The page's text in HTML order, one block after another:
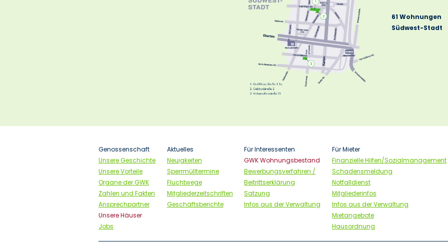
61 Wohnungen
Südwest-Stadt
Navigation
Genossenschaft
Unsere Geschichte
Unsere Vorteile
Organe der GWK
Zahlen und Fakten
Ansprechpartner
Unsere Häuser
Jobs
Aktuelles
Neuigkeiten
Sperrmülltermine
Fluchtwege
Mitgliederzeitschriften
Geschäftsberichte
Für Interessenten
GWK Wohnungsbestand
Bewerbungsverfahren /
Beitrittserklärung
Satzung
Infos aus der Verwaltung
Für Mieter
Finanzielle Hilfen/Sozialmanagement
Schadensmeldung
Notfalldienst
Mitgliederinfos
Infos aus der Verwaltung
Mietangebote
Hausordnung